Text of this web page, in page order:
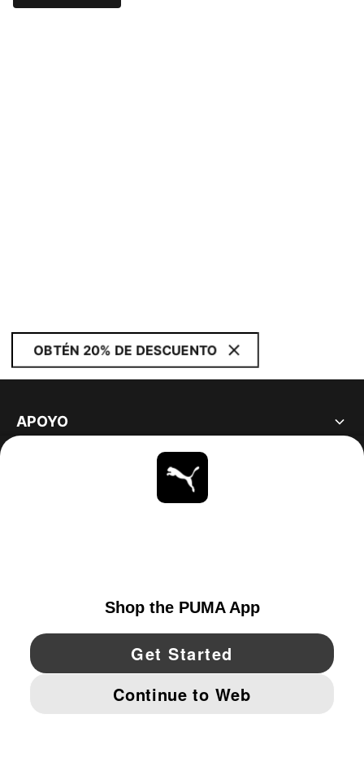
OBTÉN 20% DE DESCUENTO
APOYO
YouTube Twitter Pinterest
IMPRINT AND LEGAL DATA